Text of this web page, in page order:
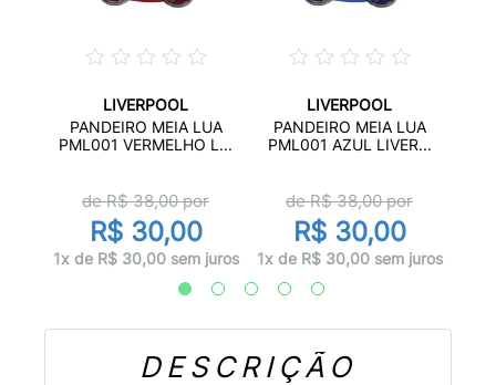
LIVERPOOL
PANDEIRO MEIA LUA
PML001 VERMELHO L...
de R$38,00por
R$ 30,00
1x de R$ 30,00 sem juros
LIVERPOOL
PANDEIRO MEIA LUA
PML001 AZUL LIVER...
de R$38,00por
R$ 30,00
1x de R$ 30,00 sem juros
DESCRIÇÃO